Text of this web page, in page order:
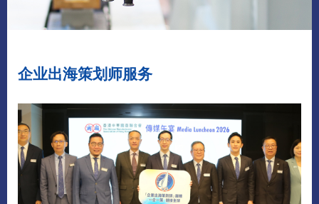
企业出海策划师服务